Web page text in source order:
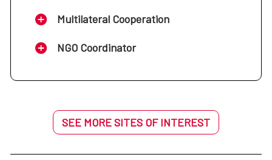
Multilateral Cooperation
NGO Coordinator
SEE MORE SITES OF INTEREST